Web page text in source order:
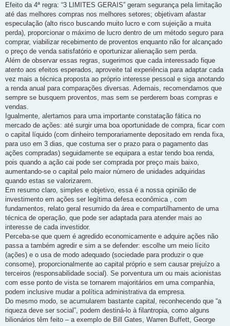
Efeito da 4ª regra: “3 LIMITES GERAIS” geram segurança pela limitação
até das melhores compras nos melhores setores; objetivam afastar
especulação (alto risco buscando muito lucro e com sujeição a muita
perda), proporcionar o máximo de lucro dentro de um método seguro para
comprar, viabilizar recebimento de proventos enquanto não for alcançado
o preço de venda satisfatório e oportunizar alienação sem perda.
Além de observar essas regras, sugerimos que cada interessado fique
atento aos efeitos esperados, aproveite tal experiência para adaptar cada
vez mais a técnica proposta ao próprio interesse pessoal e siga anotando
a renda anual para comparações diversas. Ademais, recomendamos que
sempre se busquem proventos, mas sem se perderem boas compras e
vendas.
Igualmente, alertamos para uma importante constatação fática no
mercado de ações: até surgir uma boa oportunidade de compra, ficar com
o capital líquido (com dinheiro temporariamente depositado em renda fixa,
para uso em 3 dias, que costuma ser o prazo para o pagamento das
ações compradas) seguidamente se equipara a estar tendo boa renda,
pois quando a ação cai pode ser comprada por preço mais baixo,
aumentando-se o capital pelo maior número de unidades adquiridas
quando estas se valorizarem.
Em resumo claro, simples e objetivo, essa é a nossa opinião de
investimento em ações ser legítima defesa econômica , com
fundamentos, relato geral resumido da área e compartilhamento de uma
técnica de operação, que pode ser adaptada para atender mais ao
interesse de cada investidor.
Perceba-se que quem é agredido economicamente e adquire ações não
passa a também agredir e sim a se defender: escolhe um meio lícito
(ações) e o usa de modo adequado (sociedade para produzir o que
consome), proporcionalmente ao capital próprio e sem causar prejuízo a
terceiros (responsabilidade social). Se porventura um ou mais acionistas
com esse ponto de vista se tornarem majoritários em uma companhia,
podem inclusive mudar a política administrativa da empresa.
Do mesmo modo, se acumularem bastante capital, reconhecendo que “a
riqueza deve ser social”, podem destiná-lo à filantropia, como alguns
bilionários têm feito – a exemplo de Bill Gates, Warren Buffett, George